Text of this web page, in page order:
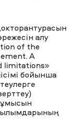
алу
of the
A
limitations»
бойынша